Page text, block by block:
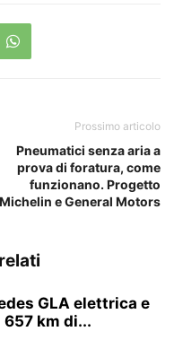
Prossimo articolo
Pneumatici senza aria a
prova di foratura, come
funzionano. Progetto
Michelin e General Motors
GLA elettrica e
km di...